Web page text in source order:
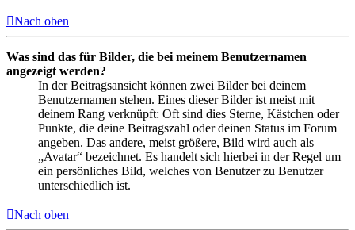
Nach oben
Was sind das für Bilder, die bei meinem Benutzernamen
angezeigt werden?
In der Beitragsansicht können zwei Bilder bei deinem
Benutzernamen stehen. Eines dieser Bilder ist meist mit
deinem Rang verknüpft: Oft sind dies Sterne, Kästchen oder
Punkte, die deine Beitragszahl oder deinen Status im Forum
angeben. Das andere, meist größere, Bild wird auch als
„Avatar“ bezeichnet. Es handelt sich hierbei in der Regel um
ein persönliches Bild, welches von Benutzer zu Benutzer
unterschiedlich ist.
Nach oben